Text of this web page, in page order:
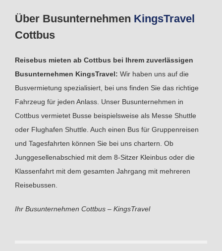
Über Busunternehmen KingsTravel
Cottbus
Reisebus mieten ab Cottbus bei Ihrem zuverlässigen
Busunternehmen KingsTravel: Wir haben uns auf die
Busvermietung spezialisiert, bei uns finden Sie das richtige
Fahrzeug für jeden Anlass. Unser Busunternehmen in
Cottbus vermietet Busse beispielsweise als Messe Shuttle
oder Flughafen Shuttle. Auch einen Bus für Gruppenreisen
und Tagesfahrten können Sie bei uns chartern. Ob
Junggesellenabschied mit dem 8-Sitzer Kleinbus oder die
Klassenfahrt mit dem gesamten Jahrgang mit mehreren
Reisebussen.
Ihr Busunternehmen Cottbus – KingsTravel